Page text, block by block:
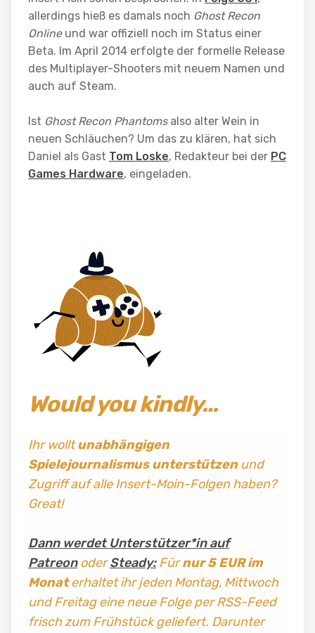
allerdings hieß es damals noch Ghost Recon
Onlineund war offiziell noch im Status einer
Beta. Im April 2014 erfolgte der formelle Release
des Multiplayer-Shooters mit neuem Namen und
auch auf Steam.
Ist Ghost Recon Phantomsalso alter Wein in
neuen Schläuchen? Um das zu klären, hat sich
Daniel als Gast Tom Loske, Redakteur bei der PC
Games Hardware, eingeladen.
Would you kindly…
Ihr wolltunabhängigen
Spielejournalismus unterstützenund
Zugriff auf alle Insert-Moin-Folgen haben?
Great!
Dann werdet Unterstützer*in auf
PatreonoderSteady:Fürnur 5 EUR im
Monaterhaltet ihr jeden Montag, Mittwoch
und Freitag eine neue Folge per RSS-Feed
frisch zum Frühstück geliefert. Darunter